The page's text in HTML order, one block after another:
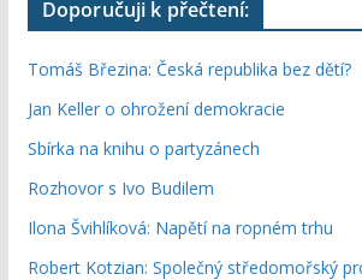
Doporučuji k přečtení:
Tomáš Březina: Česká republika bez dětí?
Jan Keller o ohrožení demokracie
Sbírka na knihu o partyzánech
Rozhovor s Ivo Budilem
Ilona Švihlíková: Napětí na ropném trhu
Robert Kotzian: Společný středomořský